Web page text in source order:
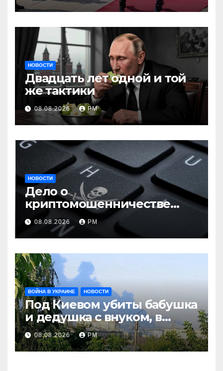
НОВОСТИ
Двадцать лет одной и той
же тактики
08.08.2026 РМ
НОВОСТИ
Дело о
криптомошенничестве
оборачивают в содействие
терроризму
08.08.2026 РМ
ВОЙНА В УКРАИНЕ НОВОСТИ
Под Киевом убиты бабушка
и дедушка с внуком, в
Поволжье и на Кубани
вновь горят НПЗ
08.08.2026 РМ